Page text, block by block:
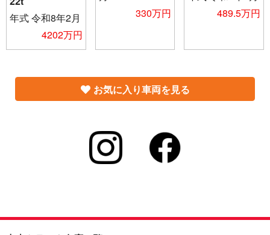
年式令和8年2月
4202万円
330万円
489.5万円
お気に入り車両を見る